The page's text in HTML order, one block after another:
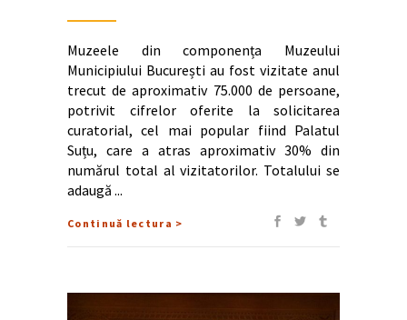
Muzeele din componența Muzeului
Municipiului București au fost vizitate anul
trecut de aproximativ 75.000 de persoane,
potrivit cifrelor oferite la solicitarea
curatorial, cel mai popular fiind Palatul
Suțu, care a atras aproximativ 30% din
numărul total al vizitatorilor. Totalului se
adaugă
Continuă lectura >